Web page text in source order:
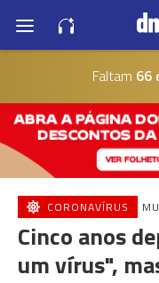
Faltam 66
CORONAVÍRUS
Cinco anos
um vírus",